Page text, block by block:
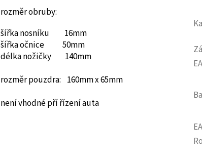
rozměr obruby:
šířka nosníku 16mm
šířka očnice 50mm
délka nožičky 140mm
rozměr pouzdra: 160mm x 65mm
není vhodné pří řízení auta